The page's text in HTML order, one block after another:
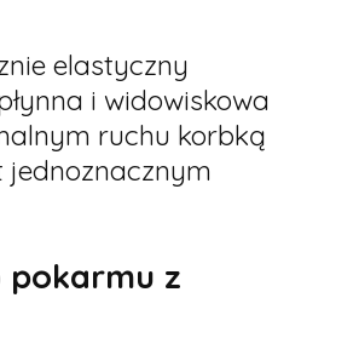
elastyczny
i widowiskowa
ruchu korbką
jednoznacznym
pokarmu z